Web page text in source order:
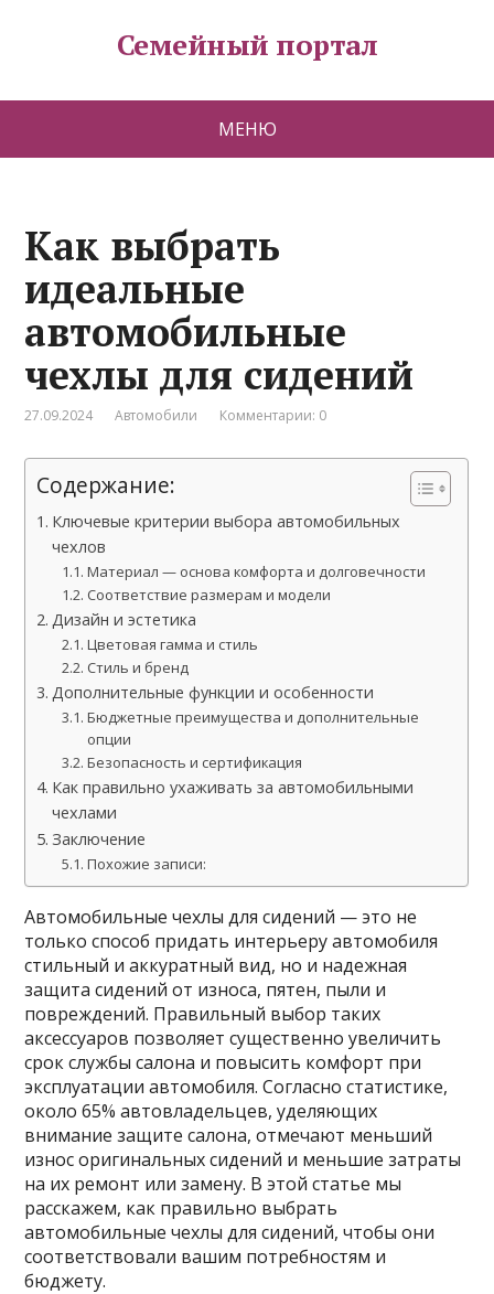
Семейный портал
МЕНЮ
Как выбрать
идеальные
автомобильные
чехлы для сидений
27.09.2024 Автомобили Комментарии: 0
Содержание:
Ключевые критерии выбора автомобильных
чехлов
Материал — основа комфорта и долговечности
Соответствие размерам и модели
Дизайн и эстетика
Цветовая гамма и стиль
Стиль и бренд
Дополнительные функции и особенности
Бюджетные преимущества и дополнительные
опции
Безопасность и сертификация
Как правильно ухаживать за автомобильными
чехлами
Заключение
Похожие записи:
Автомобильные чехлы для сидений — это не
только способ придать интерьеру автомобиля
стильный и аккуратный вид, но и надежная
защита сидений от износа, пятен, пыли и
повреждений. Правильный выбор таких
аксессуаров позволяет существенно увеличить
срок службы салона и повысить комфорт при
эксплуатации автомобиля. Согласно статистике,
около 65% автовладельцев, уделяющих
внимание защите салона, отмечают меньший
износ оригинальных сидений и меньшие затраты
на их ремонт или замену. В этой статье мы
расскажем, как правильно выбрать
автомобильные чехлы для сидений, чтобы они
соответствовали вашим потребностям и
бюджету.